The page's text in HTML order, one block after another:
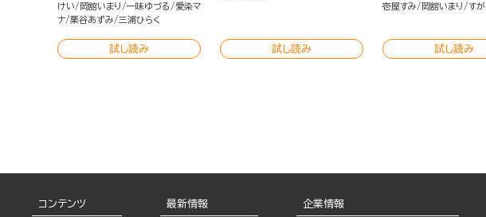
けい
岡舘いまり 一味ゆづる
愛染マ
ナ 栗谷あずみ 三浦ひらく
試し読み 試し読み
壱屋すみ
岡舘いまり すが
試し読み
コンテンツ 最新情報 企業情報